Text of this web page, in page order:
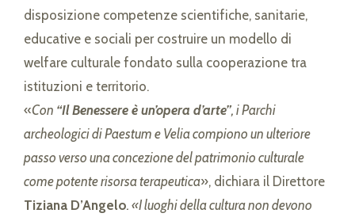
disposizione competenze scientifiche, sanitarie,
educative e sociali per costruire un modello di
welfare culturale fondato sulla cooperazione tra
istituzioni e territorio.
«Con “Il Benessere è un’opera d’arte”, i Parchi
archeologici di Paestum e Velia compiono un ulteriore
passo verso una concezione del patrimonio culturale
come potente risorsa terapeutica», dichiara il Direttore
Tiziana D’Angelo. «I luoghi della cultura non devono